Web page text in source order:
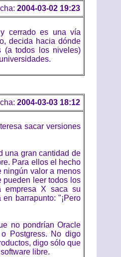
2004-03-02 19:23
cerrado es una vía
decida hacia dónde
(a todos los niveles)
2004-03-03 18:12
sacar versiones
una gran cantidad de
Para ellos el hecho
ningún valor a menos
pueden leer todos los
empresa X saca su
barrapunto: "¡Pero
no pondrían Oracle
Postgress. No digo
digo sólo que
libre.